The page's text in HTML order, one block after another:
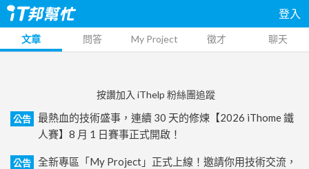
登入
文章 問答 My Project 徵才 聊天
按讚加入 iThelp 粉絲團追蹤
公告
最熱血的技術盛事，連續 30 天的修煉【2026 iThome 鐵
人賽】8 月 1 日賽事正式開啟！
公告
全新專區「My Project」正式上線！邀請你用技術交流，